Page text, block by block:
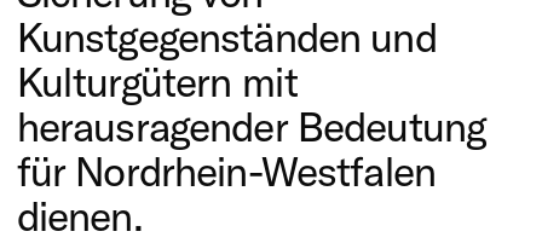
Kunstgegenständen und
Kulturgütern mit
herausragender Bedeutung
für Nordrhein-Westfalen
dienen.